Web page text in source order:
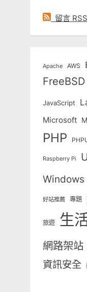
留言
Apache AWS
FreeBSD
JavaScript
Microsoft
PHP
Raspberry Pi
Windows
好站推薦 專題
旅遊 生
網路架站
資訊安全